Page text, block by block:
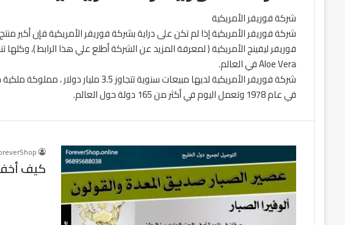
شركة فوريفر الأمريكية
شركة فوريفر الأمريكية إذا لم تكن على دراية بشركة فوريفر الأمريكية فإن أكبر
فوريفر ليفينج الأمريكية ( لمعرفة المزيد عن الشركة أطلع علي هذا الرابط )،
Aloe Vera في العالم.
شركة فوريفر الأمريكية لديها مبيعات سنوية
في عام 1978 وتعمل اليوم في أكثر من 165 دولة حول العالم.
كيف